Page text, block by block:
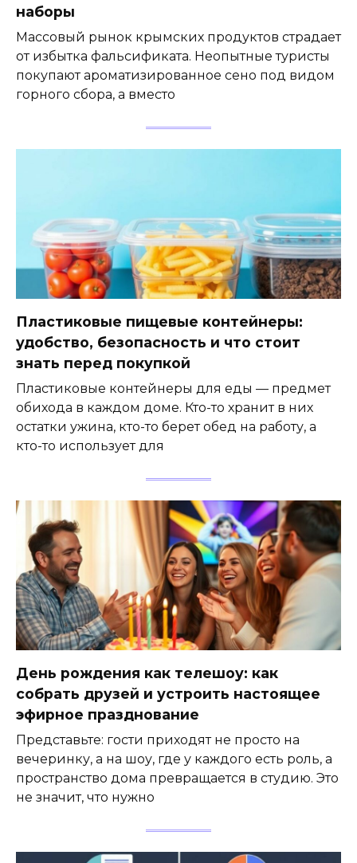
наборы
Массовый рынок крымских продуктов страдает
от избытка фальсификата. Неопытные туристы
покупают ароматизированное сено под видом
горного сбора, а вместо
Пластиковые пищевые контейнеры:
удобство, безопасность и что стоит
знать перед покупкой
Пластиковые контейнеры для еды — предмет
обихода в каждом доме. Кто-то хранит в них
остатки ужина, кто-то берет обед на работу, а
кто-то использует для
День рождения как телешоу: как
собрать друзей и устроить настоящее
эфирное празднование
Представьте: гости приходят не просто на
вечеринку, а на шоу, где у каждого есть роль, а
пространство дома превращается в студию. Это
не значит, что нужно